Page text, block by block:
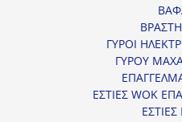
ΓΥΡΟΙ
ΓΥΡΟΥ
ΕΣΤΙΕΣ WOK